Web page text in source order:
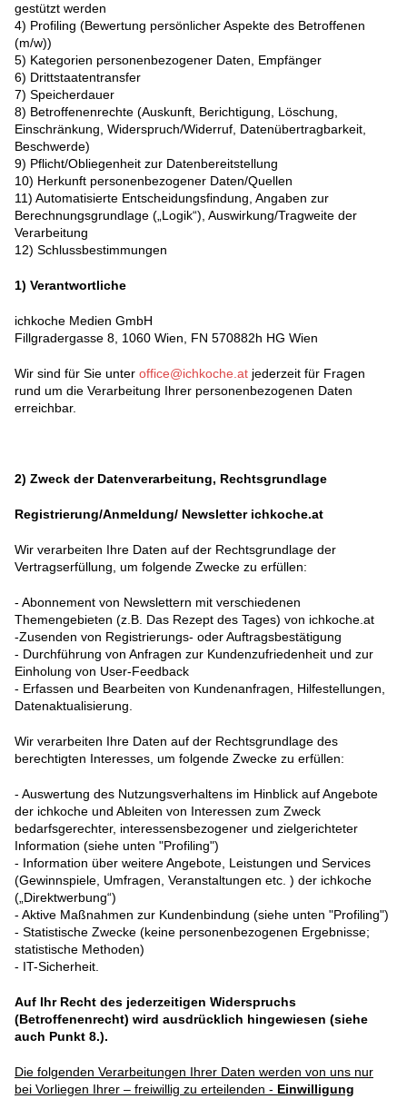
gestützt werden
4) Profiling (Bewertung persönlicher Aspekte des Betroffenen
(m/w))
5) Kategorien personenbezogener Daten, Empfänger
6) Drittstaatentransfer
7) Speicherdauer
8) Betroffenenrechte (Auskunft, Berichtigung, Löschung,
Einschränkung, Widerspruch/Widerruf, Datenübertragbarkeit,
Beschwerde)
9) Pflicht/Obliegenheit zur Datenbereitstellung
10) Herkunft personenbezogener Daten/Quellen
11) Automatisierte Entscheidungsfindung, Angaben zur
Berechnungsgrundlage („Logik“), Auswirkung/Tragweite der
Verarbeitung
12) Schlussbestimmungen
1) Verantwortliche
ichkoche Medien GmbH
Fillgradergasse 8, 1060 Wien, FN 570882h HG Wien
Wir sind für Sie unter office@ichkoche.at jederzeit für Fragen
rund um die Verarbeitung Ihrer personenbezogenen Daten
erreichbar.
2) Zweck der Datenverarbeitung, Rechtsgrundlage
Registrierung/Anmeldung/ Newsletter ichkoche.at
Wir verarbeiten Ihre Daten auf der Rechtsgrundlage der
Vertragserfüllung, um folgende Zwecke zu erfüllen:
- Abonnement von Newslettern mit verschiedenen
Themengebieten (z.B. Das Rezept des Tages) von ichkoche.at
-Zusenden von Registrierungs- oder Auftragsbestätigung
- Durchführung von Anfragen zur Kundenzufriedenheit und zur
Einholung von User-Feedback
- Erfassen und Bearbeiten von Kundenanfragen, Hilfestellungen,
Datenaktualisierung.
Wir verarbeiten Ihre Daten auf der Rechtsgrundlage des
berechtigten Interesses, um folgende Zwecke zu erfüllen:
- Auswertung des Nutzungsverhaltens im Hinblick auf Angebote
der ichkoche und Ableiten von Interessen zum Zweck
bedarfsgerechter, interessensbezogener und zielgerichteter
Information (siehe unten "Profiling")
- Information über weitere Angebote, Leistungen und Services
(Gewinnspiele, Umfragen, Veranstaltungen etc. ) der ichkoche
(„Direktwerbung“)
- Aktive Maßnahmen zur Kundenbindung (siehe unten "Profiling")
- Statistische Zwecke (keine personenbezogenen Ergebnisse;
statistische Methoden)
- IT-Sicherheit.
Auf Ihr Recht des jederzeitigen Widerspruchs
(Betroffenenrecht) wird ausdrücklich hingewiesen (siehe
auch Punkt 8.).
Die folgenden Verarbeitungen Ihrer Daten werden von uns nur
bei Vorliegen Ihrer – freiwillig zu erteilenden - Einwilligung